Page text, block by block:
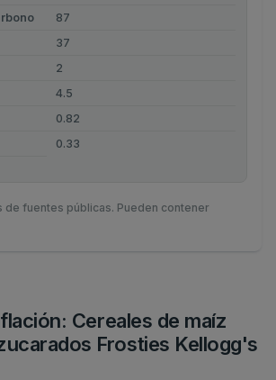
87
37
2
4.5
0.82
0.33
de fuentes públicas. Pueden contener
Cereales de maíz
Frosties Kellogg's